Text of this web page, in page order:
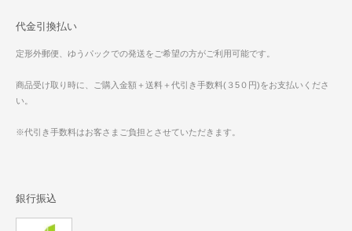
代金引換払い
定形外郵便、ゆうパックでの発送をご希望の方がご利用可能です。
商品受け取り時に、ご購入金額＋送料＋代引き手数料(３5０円)をお支払いくださ
い。
※代引き手数料はお客さまご負担とさせていただきます。
銀行振込